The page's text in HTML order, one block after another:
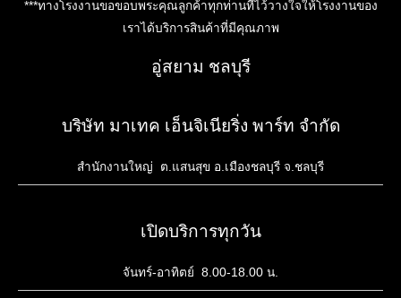
***ทางโรงงานขอขอบพระคุณลูกค้าทุกท่านที่ไว้วางใจให้โรงงานของ
เราได้บริการสินค้าที่มีคุณภาพ
อู่สยาม ชลบุรี
บริษัท มาเทค เอ็นจิเนียริ่ง พาร์ท จำกัด
สำนักงานใหญ่ ต.แสนสุข อ.เมืองชลบุรี จ.ชลบุรี
เปิดบริการทุกวัน
จันทร์-อาทิตย์ 8.00-18.00 น.